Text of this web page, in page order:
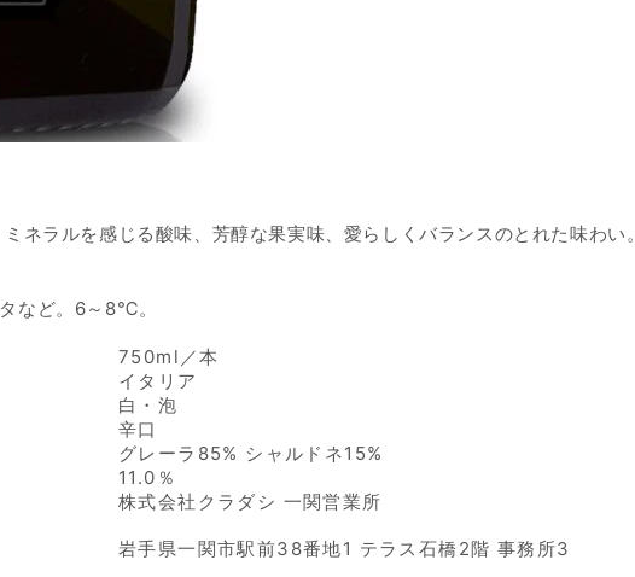
ネラルを感じる酸味、芳醇な果実味、愛らしくバランスのとれた味わい。
など。6～8℃。
750ml／本
イタリア
白・泡
辛口
グレーラ85% シャルドネ15%
11.0％
株式会社クラダシ 一関営業所
岩手県一関市駅前38番地1 テラス石橋2階 事務所3